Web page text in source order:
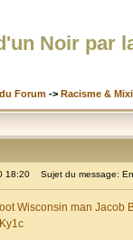
Noir par
Forum -> Racisme &
18:20 Sujet du message:
Wisconsin man Jacob